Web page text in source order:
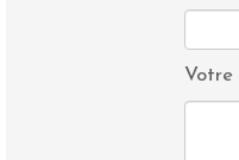
Votre